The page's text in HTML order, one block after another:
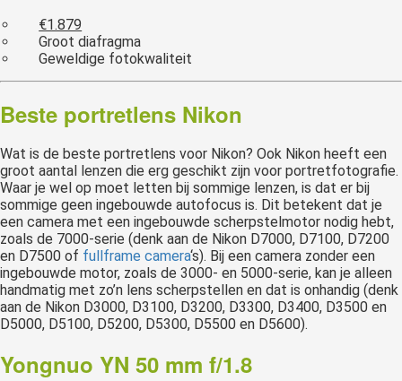
€1.879
Groot diafragma
Geweldige fotokwaliteit
Beste portretlens Nikon
Wat is de beste portretlens voor Nikon? Ook Nikon heeft een
groot aantal lenzen die erg geschikt zijn voor portretfotografie.
Waar je wel op moet letten bij sommige lenzen, is dat er bij
sommige geen ingebouwde autofocus is. Dit betekent dat je
een camera met een ingebouwde scherpstelmotor nodig hebt,
zoals de 7000-serie (denk aan de Nikon D7000, D7100, D7200
en D7500 of fullframe camera‘s). Bij een camera zonder een
ingebouwde motor, zoals de 3000- en 5000-serie, kan je alleen
handmatig met zo’n lens scherpstellen en dat is onhandig (denk
aan de Nikon D3000, D3100, D3200, D3300, D3400, D3500 en
D5000, D5100, D5200, D5300, D5500 en D5600).
Yongnuo YN 50 mm f/1.8